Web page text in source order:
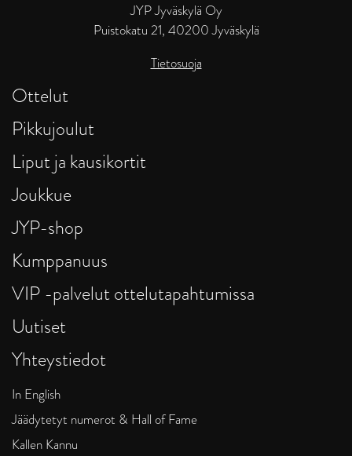
JYP Jyväskylä Oy
Puistokatu 21, 40200 Jyväskylä
Tietosuoja
Ottelut
Pikkujoulut
Liput ja kausikortit
Joukkue
JYP-shop
Kumppanuus
VIP -palvelut ottelutapahtumissa
Uutiset
Yhteystiedot
In English
Jäädytetyt numerot & Hall of Fame
Kallen Kannu